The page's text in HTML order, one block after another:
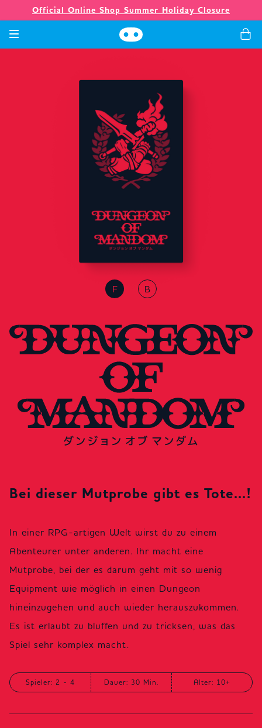
Official Online Shop Summer Holiday Closure
Bei dieser Mutprobe gibt es Tote...!
In einer RPG-artigen Welt wirst du zu einem
Abenteurer unter anderen. Ihr macht eine
Mutprobe, bei der es darum geht mit so wenig
Equipment wie möglich in einen Dungeon
hineinzugehen und auch wieder herauszukommen.
Es ist erlaubt zu bluffen und zu tricksen, was das
Spiel sehr komplex macht.
Spieler: 2 - 4 Dauer: 30 Min. Alter: 10+
F B
Merchandising
Unternehmen
Neuigkeiten